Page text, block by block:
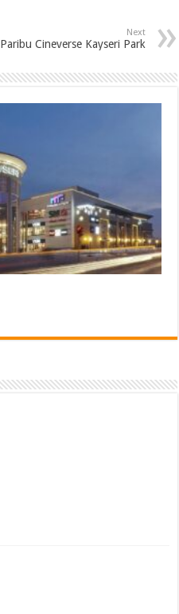
Next
Paribu Cineverse Kayseri Park